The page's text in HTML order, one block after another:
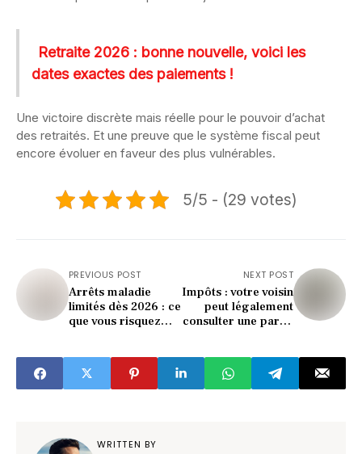
Retraite 2026 : bonne nouvelle, voici les
dates exactes des paiements !
Une victoire discrète mais réelle pour le pouvoir d’achat
des retraités. Et une preuve que le système fiscal peut
encore évoluer en faveur des plus vulnérables.
5/5 - (29 votes)
PREVIOUS POST
Arrêts maladie
limités dès 2026 : ce
que vous risquez
NEXT POST
Impôts : votre voisin
peut légalement
consulter une partie
qu’il voit
WRITTEN BY